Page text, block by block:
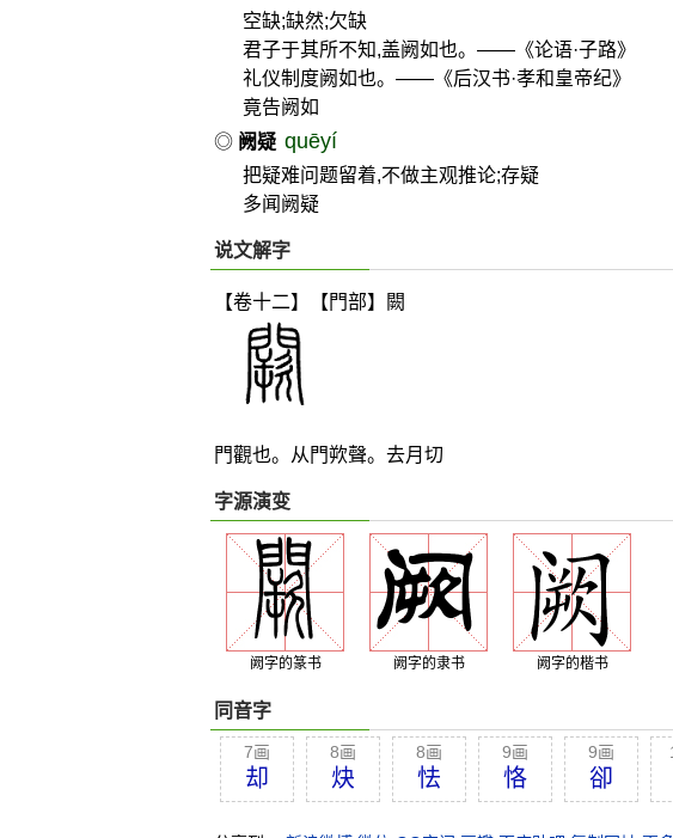
空缺;缺然;欠缺
君子于其所不知,盖阙如也。——《论语·子路》
礼仪制度阙如也。——《后汉书·孝和皇帝纪》
竟告阙如
◎ 阙疑 quēyí
把疑难问题留着,不做主观推论;存疑
多闻阙疑
说文解字
【卷十二】【門部】 闕
門觀也。从門欮聲。去月切
字源演变
阙字的篆书 阙字的隶书 阙字的楷书
同音字
7画
却
8画
炔
8画
怯
9画
恪
9画
卻